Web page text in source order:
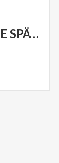
HUNDERT JAHRE SPÄTER (1926-2026)